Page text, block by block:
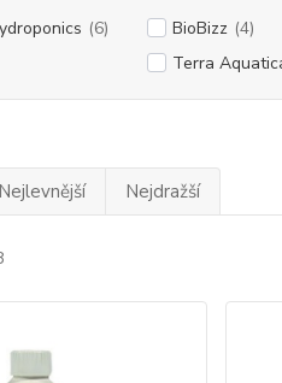
(6) BioBizz (4)
Terra
Nejlevnější Nejdražší